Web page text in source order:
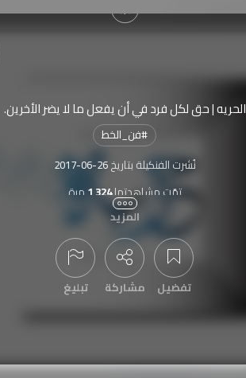
الحريه | حق لكل فرد في أن يفعل ما لا يضر الأخرين.
#فن_الخط
نُشرت الفنكيلة بتاريخ2017-06-26
تمّت مشاهدتها1,324 مرة
المزيد
تفضيل مشاركة تبليغ